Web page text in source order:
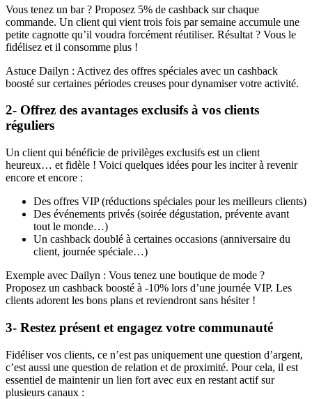
Vous tenez un bar ? Proposez 5% de cashback sur chaque
commande. Un client qui vient trois fois par semaine accumule une
petite cagnotte qu’il voudra forcément réutiliser. Résultat ? Vous le
fidélisez et il consomme plus !
Astuce Dailyn : Activez des offres spéciales avec un cashback
boosté sur certaines périodes creuses pour dynamiser votre activité.
2- Offrez des avantages exclusifs à vos clients
réguliers
Un client qui bénéficie de privilèges exclusifs est un client
heureux… et fidèle ! Voici quelques idées pour les inciter à revenir
encore et encore :
Des offres VIP (réductions spéciales pour les meilleurs clients)
Des événements privés (soirée dégustation, prévente avant
tout le monde…)
Un cashback doublé à certaines occasions (anniversaire du
client, journée spéciale…)
Exemple avec Dailyn : Vous tenez une boutique de mode ?
Proposez un cashback boosté à -10% lors d’une journée VIP. Les
clients adorent les bons plans et reviendront sans hésiter !
3- Restez présent et engagez votre communauté
Fidéliser vos clients, ce n’est pas uniquement une question d’argent,
c’est aussi une question de relation et de proximité. Pour cela, il est
essentiel de maintenir un lien fort avec eux en restant actif sur
plusieurs canaux :